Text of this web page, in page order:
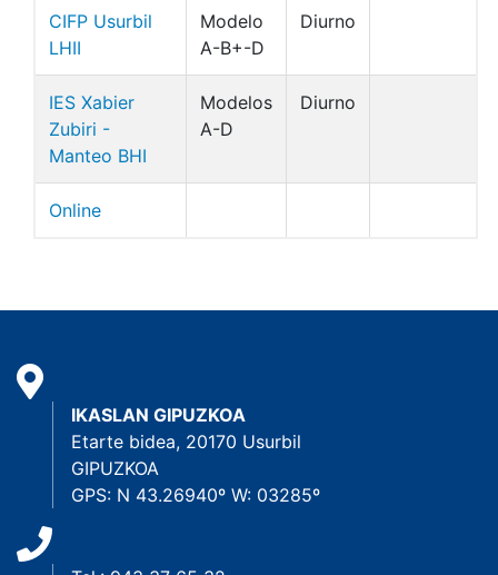
CIFP Usurbil
LHII
Modelo
A-B+-D
Diurno
IES Xabier
Zubiri -
Manteo BHI
Modelos
A-D
Diurno
Online
IKASLAN GIPUZKOA
Etarte bidea, 20170 Usurbil
GIPUZKOA
GPS: N 43.26940º W: 03285º